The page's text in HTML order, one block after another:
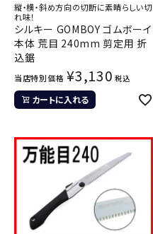
縦・横・斜め方向の切断に素晴らしい切
れ味！
シルキー GOMBOY ゴムボーイ
本体 荒目 240mm 剪定用 折
込鋸
当店特別価格 ¥3,130 税込
カートに入れる